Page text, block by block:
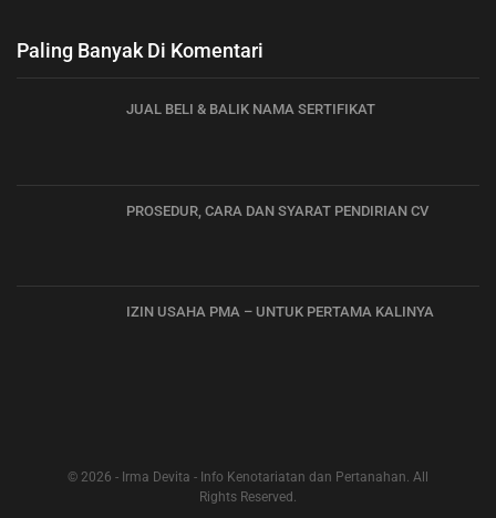
Paling Banyak Di Komentari
JUAL BELI & BALIK NAMA SERTIFIKAT
PROSEDUR, CARA DAN SYARAT PENDIRIAN CV
IZIN USAHA PMA – UNTUK PERTAMA KALINYA
© 2026 - Irma Devita - Info Kenotariatan dan Pertanahan. All
Rights Reserved.